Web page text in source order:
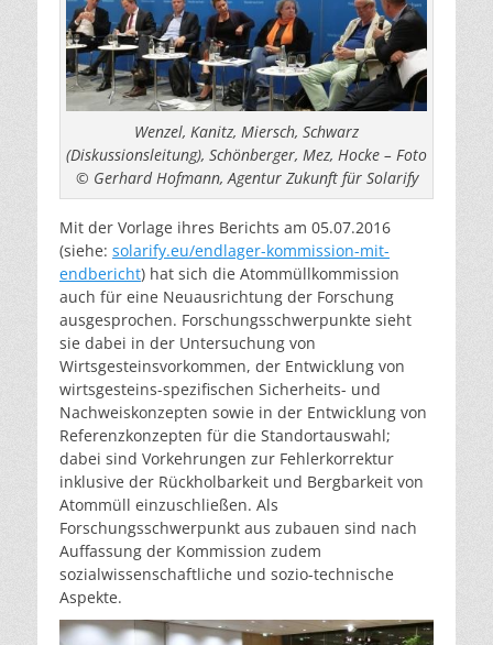
Wenzel, Kanitz, Miersch, Schwarz
(Diskussionsleitung), Schönberger, Mez, Hocke – Foto
© Gerhard Hofmann, Agentur Zukunft für Solarify
Mit der Vorlage ihres Berichts am 05.07.2016
(siehe: solarify.eu/endlager-kommission-mit-
endbericht) hat sich die Atommüllkommission
auch für eine Neuausrichtung der Forschung
ausgesprochen. Forschungsschwerpunkte sieht
sie dabei in der Untersuchung von
Wirtsgesteinsvorkommen, der Entwicklung von
wirtsgesteins-spezifischen Sicherheits- und
Nachweiskonzepten sowie in der Entwicklung von
Referenzkonzepten für die Standortauswahl;
dabei sind Vorkehrungen zur Fehlerkorrektur
inklusive der Rückholbarkeit und Bergbarkeit von
Atommüll einzuschließen. Als
Forschungsschwerpunkt aus zubauen sind nach
Auffassung der Kommission zudem
sozialwissenschaftliche und sozio-technische
Aspekte.